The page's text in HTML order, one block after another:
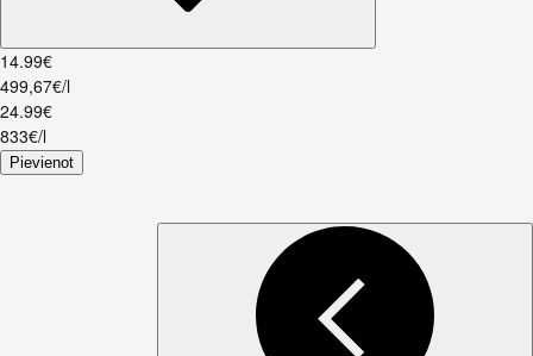
14.99€
499,67€/l
24.99€
833€/l
Pievienot